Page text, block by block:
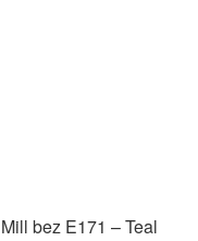
bez E171 – Teal